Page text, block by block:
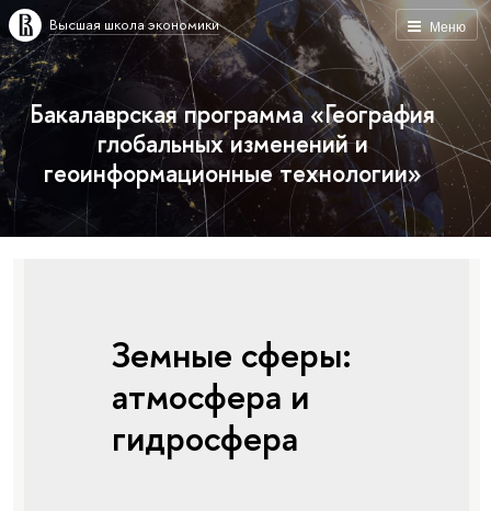
Меню
Высшая школа экономики
Бакалаврская программа «География
глобальных изменений и
геоинформационные технологии»
Земные сферы:
атмосфера и
гидросфера